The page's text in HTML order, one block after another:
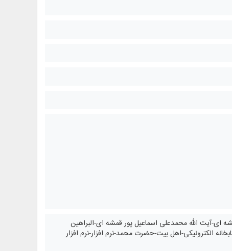
ای-آیت الله محمدعلی اسماعیل پور قمشه ای-البراهين
الکترونیکی-اهل بیت-حضرت محمد-نرم افزار-نرم افزار